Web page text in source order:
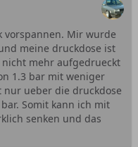
vorspannen. Mir wurde
meine druckdose ist
mehr aufgedrueckt
1.3 bar mit weniger
ueber die druckdose
Somit kann ich mit
senken und das